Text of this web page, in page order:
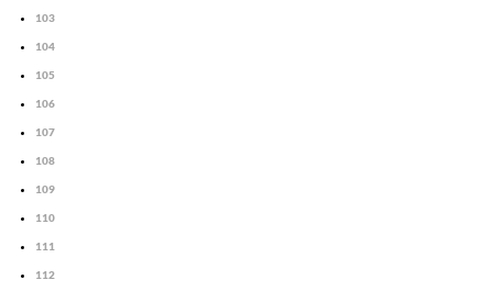
103
104
105
106
107
108
109
110
111
112